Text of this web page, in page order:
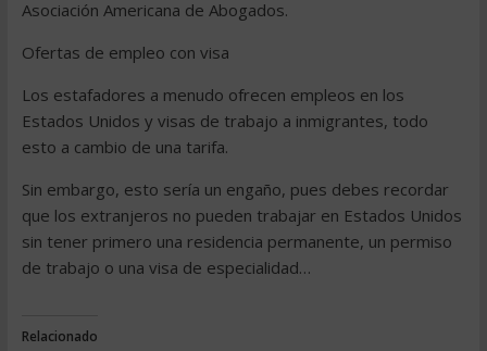
Asociación Americana de Abogados.
Ofertas de empleo con visa
Los estafadores a menudo ofrecen empleos en los
Estados Unidos y visas de trabajo a inmigrantes, todo
esto a cambio de una tarifa.
Sin embargo, esto sería un engaño, pues debes recordar
que los extranjeros no pueden trabajar en Estados Unidos
sin tener primero una residencia permanente, un permiso
de trabajo o una visa de especialidad…
Relacionado